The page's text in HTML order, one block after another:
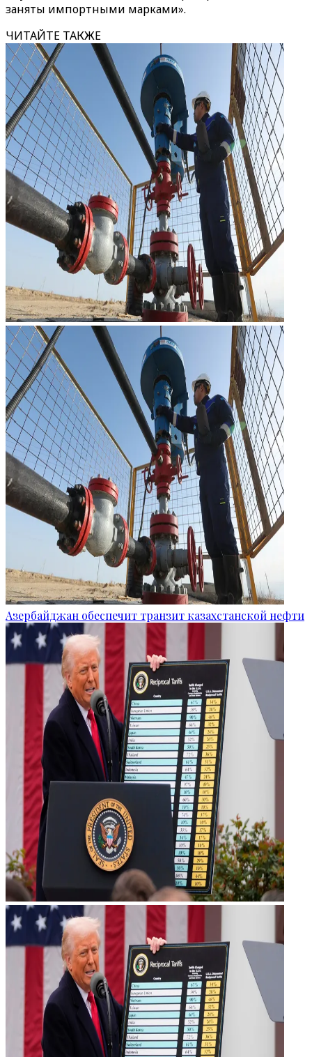
заняты импортными марками».
ЧИТАЙТЕ ТАКЖЕ
Азербайджан обеспечит транзит казахстанской нефти